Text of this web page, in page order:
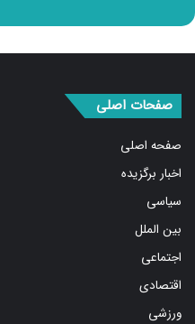
صفحه اصلی
اخبار برگزیده
سیاسی
بین الملل
اجتماعی
اقتصادی
ورزشی
استان ها